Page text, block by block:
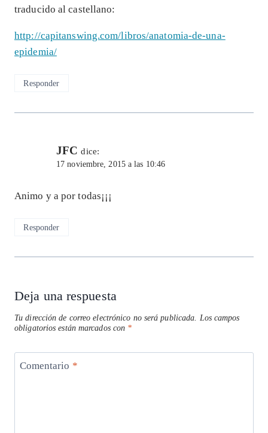
traducido al castellano:
http://capitanswing.com/libros/anatomia-de-una-
epidemia/
Responder
JFC dice:
17 noviembre, 2015 a las 10:46
Animo y a por todas¡¡¡
Responder
Deja una respuesta
Tu dirección de correo electrónico no será publicada. Los campos
obligatorios están marcados con *
Comentario *